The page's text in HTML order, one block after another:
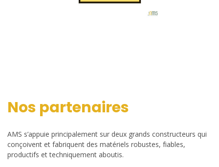
Nos partenaires
AMS s’appuie principalement sur deux grands constructeurs qui
conçoivent et fabriquent des matériels robustes, fiables,
productifs et techniquement aboutis.